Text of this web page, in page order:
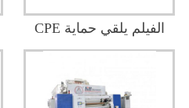
CPE الفيلم يلقي حماية
خط الانتاج